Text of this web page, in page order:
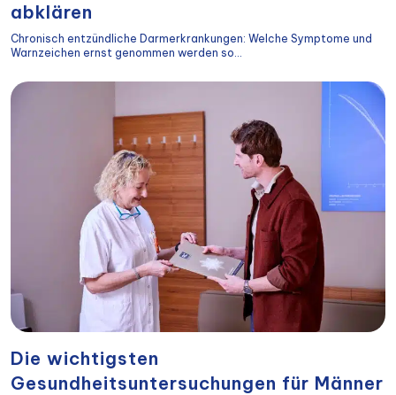
abklären
Chronisch entzündliche Darmerkrankungen: Welche Symptome und
Warnzeichen ernst genommen werden so...
Die wichtigsten
Gesundheitsuntersuchungen für Männer